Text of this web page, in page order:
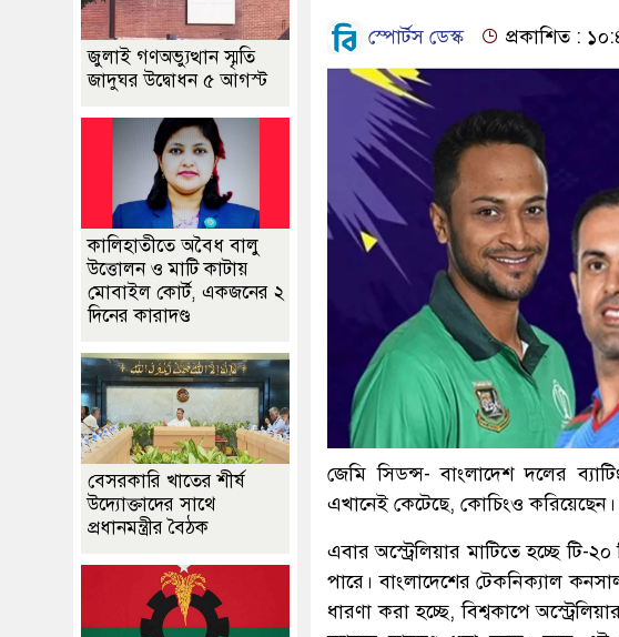
স্পোর্টস ডেস্ক প্রকাশিত :
জেমি সিডন্স- বাংলাদেশ দলের
এখানেই কেটেছে, কোচিংও
এবার অস্ট্রেলিয়ার মাটিতে হচ্ছে টি-
পারে। বাংলাদেশের টেকনিক্যাল
ধারণা করা হচ্ছে, বিশ্বকাপে
জুলাই গণঅভ্যুত্থান স্মৃতি
জাদুঘর উদ্বোধন ৫ আগস্ট
কালিহাতীতে অবৈধ বালু
উত্তোলন ও মাটি কাটায়
মোবাইল কোর্ট, একজনের ২
দিনের কারাদণ্ড
বেসরকারি খাতের শীর্ষ
উদ্যোক্তাদের সাথে
প্রধানমন্ত্রীর বৈঠক